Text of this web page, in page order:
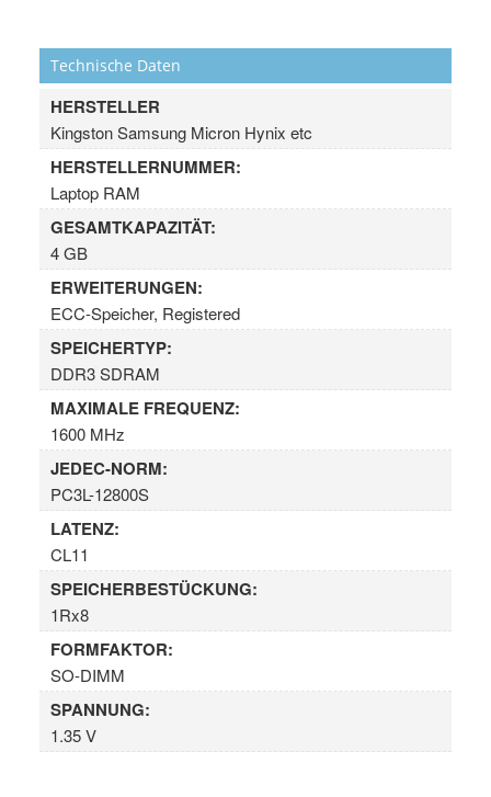
Technische Daten
HERSTELLER
Kingston Samsung Micron Hynix etc
HERSTELLERNUMMER:
Laptop RAM
GESAMTKAPAZITÄT:
4 GB
ERWEITERUNGEN:
ECC-Speicher, Registered
SPEICHERTYP:
DDR3 SDRAM
MAXIMALE FREQUENZ:
1600 MHz
JEDEC-NORM:
PC3L-12800S
LATENZ:
CL11
SPEICHERBESTÜCKUNG:
1Rx8
FORMFAKTOR:
SO-DIMM
SPANNUNG:
1.35 V